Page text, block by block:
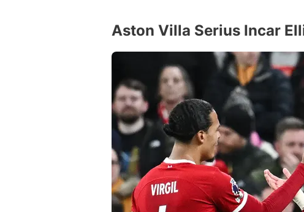
Aston Villa Serius Incar